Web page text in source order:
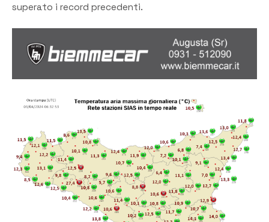
superato i record precedenti.